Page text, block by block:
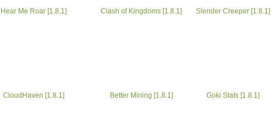
Hear Me Roar [1.8.1] Clash of Kingdoms [1.8.1] Slender Creeper [1.8.1]
CloudHaven [1.8.1] Better Mining [1.8.1] Goki Stats [1.8.1]